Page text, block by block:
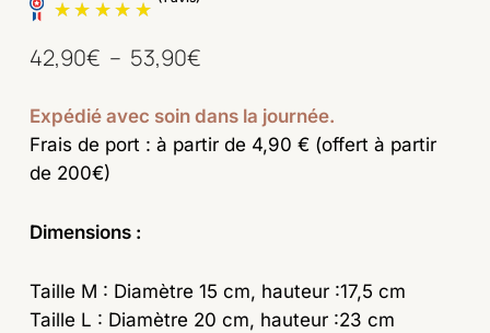
(1 avis)
42,90€ – 53,90€Plage
prix :
42,90€
Expédié avec soin dans la journée.
Frais de port : à partir de 4,90 € (offert à partir
de 200€)
Dimensions :
Taille M : Diamètre 15 cm, hauteur :17,5 cm
Taille L : Diamètre 20 cm, hauteur :23 cm